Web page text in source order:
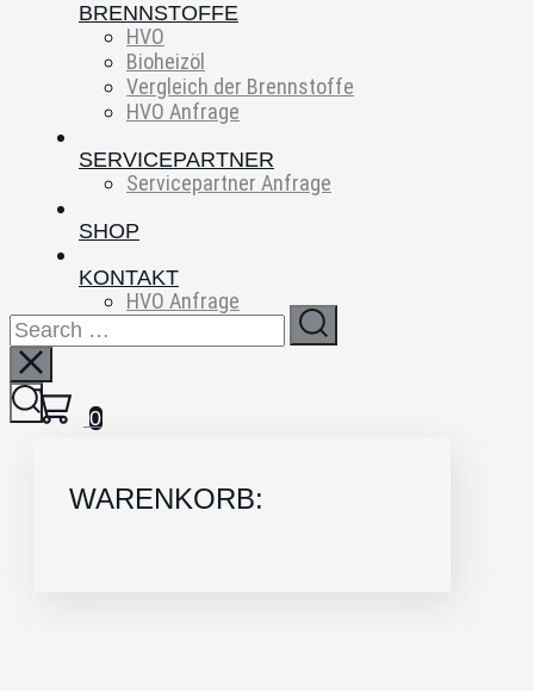
BRENNSTOFFE
HVO
Bioheizöl
Vergleich der Brennstoffe
HVO Anfrage
SERVICEPARTNER
Servicepartner Anfrage
SHOP
KONTAKT
HVO Anfrage
0
WARENKORB: